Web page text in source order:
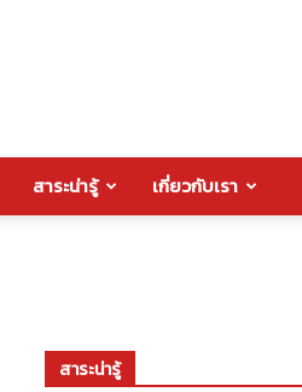
สาระน่ารู้ เกี่ยวกับเรา
สาระน่ารู้